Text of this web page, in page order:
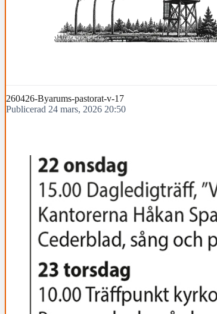
260426-Byarums-pastorat-v-17
Publicerad 24 mars, 2026 20:50